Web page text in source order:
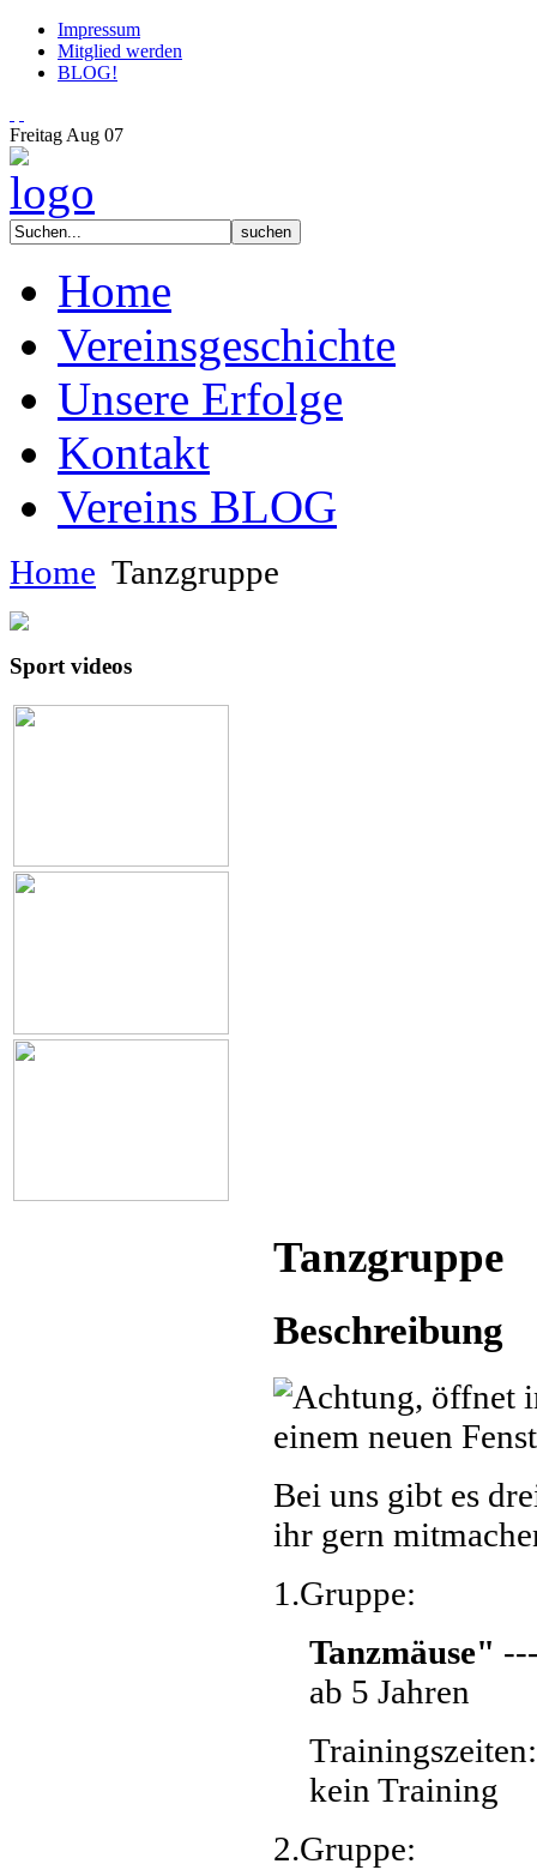
Impressum
Mitglied werden
BLOG!
Freitag Aug 07
Home
Vereinsgeschichte
Unsere Erfolge
Kontakt
Vereins BLOG
Home Tanzgruppe
Sport videos
Tanzgruppe
Beschreibung
Bei uns gibt es
ihr gern
1.Gruppe:
Tanzmäuse"
ab 5 Jahren
kein Training
2.Gruppe: